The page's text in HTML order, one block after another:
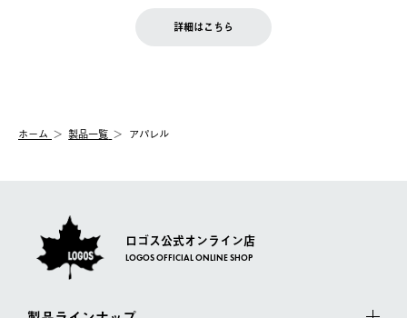
【配送業者】
佐川急便にて配送されます。
お客様都合の返品にかかる送料は、お客様ご負担とさせていただ
一度お手元の商品を返品いただき、ご希望商品を再注文してくだ
LOGOS FAMILY会員の方は、会員マイページ内 購入履歴画面に
詳細はこちら
ホーム 製品一覧 アパレル
ロゴス公式オンライン店
LOGOS OFFICIAL ONLINE SHOP